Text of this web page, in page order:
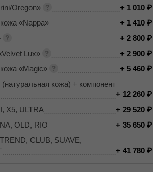
Oregon»
+ 1 010
«Nappa»
+ 1 410
+ 2 800
Lux»
+ 2 900
«Magic»
+ 5 460
кожа) + компонент
+ 12 260
X5, ULTRA
+ 29 520
OLD, RIO
+ 35 650
CLUB, SUAVE,
+ 41 780